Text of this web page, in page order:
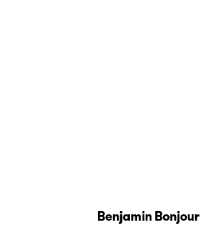
Benjamin Bonjour